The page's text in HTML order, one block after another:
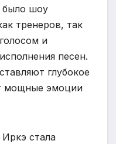
было шоу
тренеров, так
и
песен.
глубокое
мощные эмоции
стала